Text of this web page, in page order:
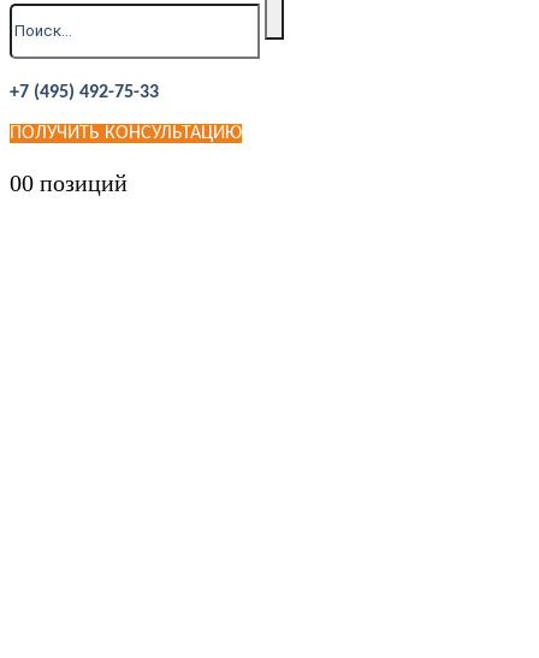
+7 (495) 492-75-33
ПОЛУЧИТЬ КОНСУЛЬТАЦИЮ
00 позиций